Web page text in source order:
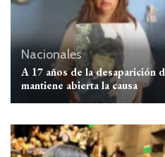
Nacionales
A 17 años de la desaparición
mantiene abierta la causa